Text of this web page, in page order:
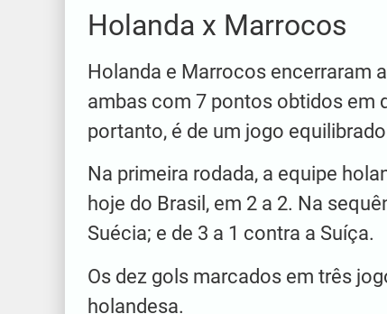
Holanda x Marrocos
Holanda e Marrocos encerraram
ambas com 7 pontos obtidos em
portanto, é de um jogo
Na primeira rodada, a equipe
hoje do Brasil, em 2 a 2. Na
Suécia; e de 3 a 1 contra a Suíça.
Os dez gols marcados em três
holandesa.